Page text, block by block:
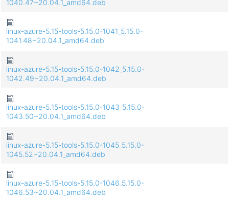
1040.47~20.04.1_amd64.deb
linux-azure-5.15-tools-5.15.0-1041_5.15.0-
1041.48~20.04.1_amd64.deb
linux-azure-5.15-tools-5.15.0-1042_5.15.0-
1042.49~20.04.1_amd64.deb
linux-azure-5.15-tools-5.15.0-1043_5.15.0-
1043.50~20.04.1_amd64.deb
linux-azure-5.15-tools-5.15.0-1045_5.15.0-
1045.52~20.04.1_amd64.deb
linux-azure-5.15-tools-5.15.0-1046_5.15.0-
1046.53~20.04.1_amd64.deb